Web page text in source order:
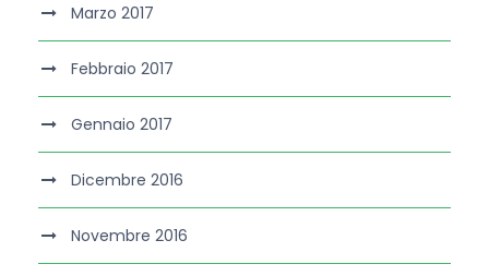
Marzo 2017
Febbraio 2017
Gennaio 2017
Dicembre 2016
Novembre 2016